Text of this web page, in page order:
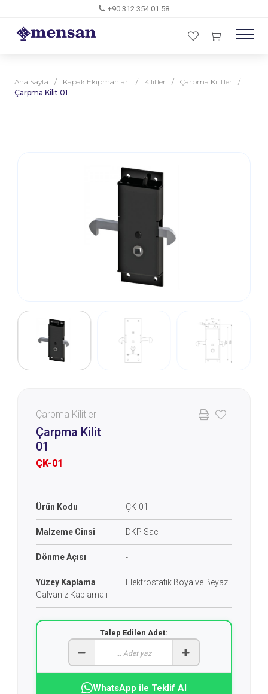
+90 312 354 01 58
Ana Sayfa / Kapak Ekipmanları / Kilitler / Çarpma Kilitler
/
Çarpma Kilit 01
Çarpma Kilitler
Çarpma Kilit
01
ÇK-01
Ürün Kodu ÇK-01
Malzeme Cinsi DKP Sac
Dönme Açısı -
Yüzey Kaplama
Elektrostatik Boya ve Beyaz
Galvaniz Kaplamalı
Talep Edilen Adet:
WhatsApp ile Teklif Al